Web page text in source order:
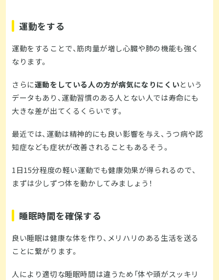
運動をする
運動をすることで、筋肉量が増し心臓や肺の機能も強く
なります。
さらに運動をしている人の方が病気になりにくいという
データもあり、運動習慣のある人とない人では寿命にも
大きな差が出てくるくらいです。
最近では、運動は精神的にも良い影響を与え、うつ病や認
知症なども症状が改善されることもあるそう。
1日15分程度の軽い運動でも健康効果が得られるので、
まずは少しずつ体を動かしてみましょう！
睡眠時間を確保する
良い睡眠は健康な体を作り、メリハリのある生活を送る
ことに繋がります。
人により適切な睡眠時間は違うため「体や頭がスッキリ